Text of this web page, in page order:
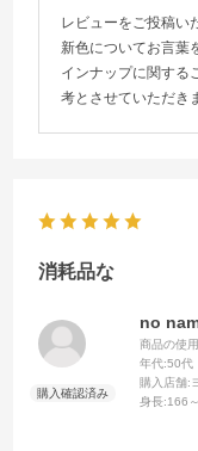
レビューをご投稿い
新色についてお言葉
インナップに関する
考とさせていただき
消耗品な
no
商品の使
年代:50代
購入店舗:
身長:166